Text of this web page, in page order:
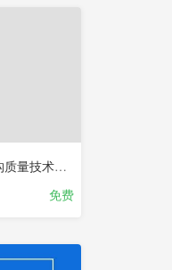
2023年实验室 检验检测机构质量技术能力提升培训计划
免费